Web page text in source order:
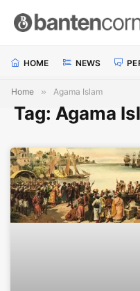
HOME NEWS
Home » Agama Islam
Tag: Agama